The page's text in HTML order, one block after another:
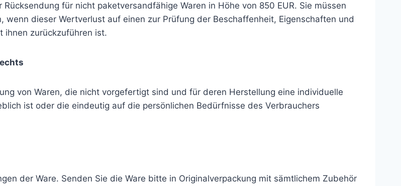
für nicht paketversandfähige Waren in Höhe von 850 EUR. Sie müssen
dieser Wertverlust auf einen zur Prüfung der Beschaffenheit, Eigenschaften und
ihnen zurückzuführen ist.
von Waren, die nicht vorgefertigt sind und für deren Herstellung eine individuelle
ist oder die eindeutig auf die persönlichen Bedürfnisse des Verbrauchers
der Ware. Senden Sie die Ware bitte in Originalverpackung mit sämtlichem Zubehör